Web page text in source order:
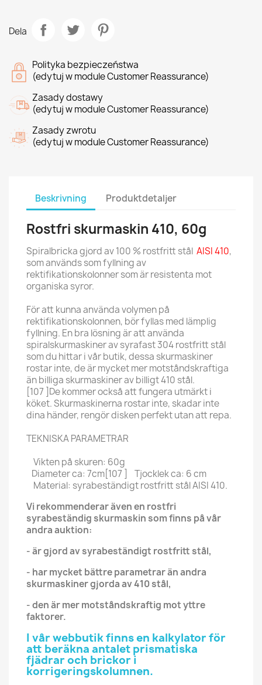
Dela
Polityka bezpieczeństwa
(edytuj w module Customer Reassurance)
Zasady dostawy
(edytuj w module Customer Reassurance)
Zasady zwrotu
(edytuj w module Customer Reassurance)
Beskrivning Produktdetaljer
Rostfri skurmaskin 410, 60g
Spiralbricka gjord av 100 % rostfritt stål AISI 410,
som används som fyllning av
rektifikationskolonner som är resistenta mot
organiska syror.
För att kunna använda volymen på
rektifikationskolonnen, bör fyllas med lämplig
fyllning. En bra lösning är att använda
spiralskurmaskiner av syrafast 304 rostfritt stål
som du hittar i vår butik, dessa skurmaskiner
rostar inte, de är mycket mer motståndskraftiga
än billiga skurmaskiner av billigt 410 stål.
[107 ]De kommer också att fungera utmärkt i
köket. Skurmaskinerna rostar inte, skadar inte
dina händer, rengör disken perfekt utan att repa.
TEKNISKA PARAMETRAR
Vikten på skuren: 60g
Diameter ca: 7cm[107 ] Tjocklek ca: 6 cm
Material: syrabeständigt rostfritt stål AISI 410.
Vi rekommenderar även en rostfri
syrabeständig skurmaskin som finns på vår
andra auktion:
- är gjord av syrabeständigt rostfritt stål,
- har mycket bättre parametrar än andra
skurmaskiner gjorda av 410 stål,
- den är mer motståndskraftig mot yttre
faktorer.
I vår webbutik finns en kalkylator för
att beräkna antalet prismatiska
fjädrar och brickor i
korrigeringskolumnen.